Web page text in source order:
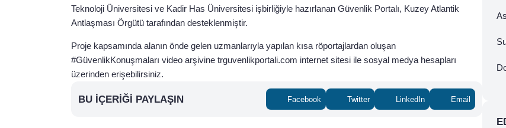
Teknoloji Üniversitesi ve Kadir Has Üniversitesi işbirliğiyle hazırlanan Güvenlik Portalı, Kuzey Atlantik
Antlaşması Örgütü tarafından desteklenmiştir.
Proje kapsamında alanın önde gelen uzmanlarıyla yapılan kısa röportajlardan oluşan
#GüvenlikKonuşmaları video arşivine trguvenlikportali.com internet sitesi ile sosyal medya hesapları
üzerinden erişebilirsiniz.
BU İÇERIĞI PAYLAŞIN Facebook Twitter LinkedIn Email